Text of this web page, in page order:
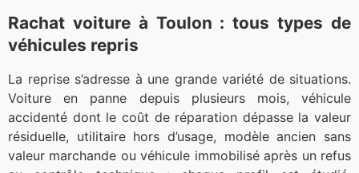
Rachat voiture à Toulon : tous types de
véhicules repris
La reprise s’adresse à une grande variété de situations.
Voiture en panne depuis plusieurs mois, véhicule
accidenté dont le coût de réparation dépasse la valeur
résiduelle, utilitaire hors d’usage, modèle ancien sans
valeur marchande ou véhicule immobilisé après un refus